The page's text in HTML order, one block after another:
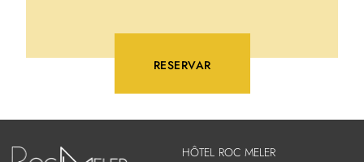
RESERVAR
HÔTEL ROC MELER